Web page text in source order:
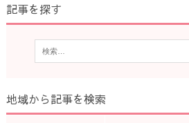
記事を探す
地域から記事を検索